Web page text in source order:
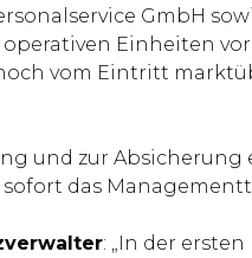
GmbH
Einheiten
vom Eintritt
und zur
das
: „In der